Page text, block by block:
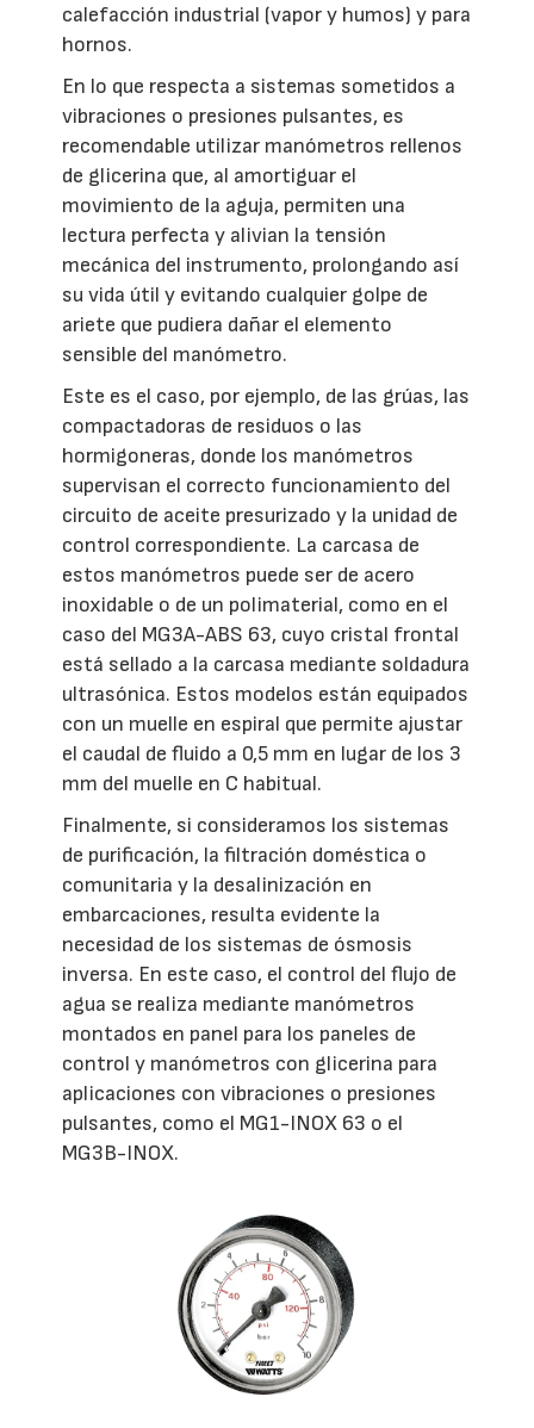
calefacción industrial (vapor y humos) y para
hornos.
En lo que respecta a sistemas sometidos a
vibraciones o presiones pulsantes, es
recomendable utilizar manómetros rellenos
de glicerina que, al amortiguar el
movimiento de la aguja, permiten una
lectura perfecta y alivian la tensión
mecánica del instrumento, prolongando así
su vida útil y evitando cualquier golpe de
ariete que pudiera dañar el elemento
sensible del manómetro.
Este es el caso, por ejemplo, de las grúas, las
compactadoras de residuos o las
hormigoneras, donde los manómetros
supervisan el correcto funcionamiento del
circuito de aceite presurizado y la unidad de
control correspondiente. La carcasa de
estos manómetros puede ser de acero
inoxidable o de un polimaterial, como en el
caso del MG3A-ABS 63, cuyo cristal frontal
está sellado a la carcasa mediante soldadura
ultrasónica. Estos modelos están equipados
con un muelle en espiral que permite ajustar
el caudal de fluido a 0,5 mm en lugar de los 3
mm del muelle en C habitual.
Finalmente, si consideramos los sistemas
de purificación, la filtración doméstica o
comunitaria y la desalinización en
embarcaciones, resulta evidente la
necesidad de los sistemas de ósmosis
inversa. En este caso, el control del flujo de
agua se realiza mediante manómetros
montados en panel para los paneles de
control y manómetros con glicerina para
aplicaciones con vibraciones o presiones
pulsantes, como el MG1-INOX 63 o el
MG3B-INOX.